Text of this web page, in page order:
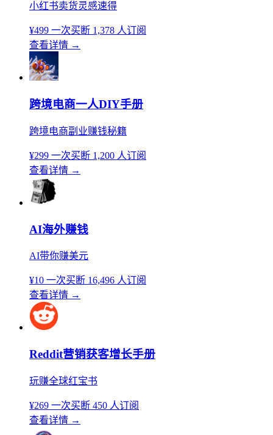
小红书卖货灵感速得
¥499 一次买断 1,378 人订阅
查看详情 →
跨境电商一人DIY手册
跨境电商副业赚钱秘籍
¥299 一次买断 1,200 人订阅
查看详情 →
AI海外赚钱
AI带你赚美元
¥10 一次买断 16,496 人订阅
查看详情 →
Reddit营销获客增长手册
玩赚全球红宝书
¥269 一次买断 450 人订阅
查看详情 →